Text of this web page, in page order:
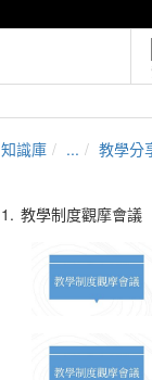
知識庫 ... 教學分
1. 教學制度觀摩會議